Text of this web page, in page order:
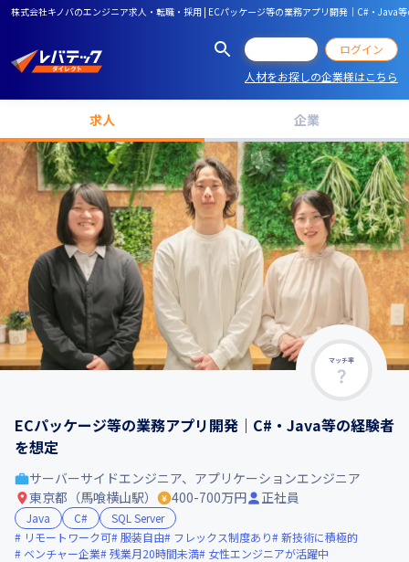
株式会社キノバのエンジニア求人・転職・採用 | ECパッケージ等の業務アプリ開発｜C#・Java
ログイン
人材をお探しの企業様はこちら
求人 企業
マッチ率
ECパッケージ等の業務アプリ開発｜C#・Java等の経験者
を想定
サーバーサイドエンジニア、アプリケーションエンジニア
東京都（馬喰横山駅）
400-700万円 正社員
Java C#
SQL Server
リモートワーク可 服装自由 フレックス制度あり
新技術に積極的
ベンチャー企業 残業月20時間未満 女性エンジニアが活躍中